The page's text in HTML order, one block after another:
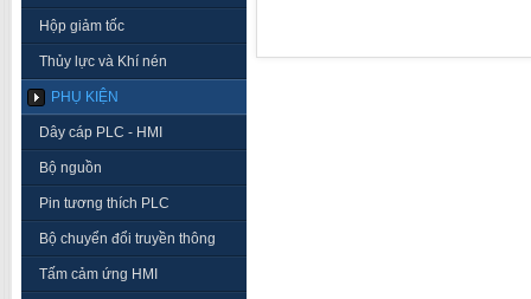
Hộp giảm tốc
Thủy lực và Khí nén
PHỤ KIỆN
Dây cáp PLC - HMI
Bộ nguồn
Pin tương thích PLC
Bộ chuyển đổi truyền thông
Tấm cảm ứng HMI